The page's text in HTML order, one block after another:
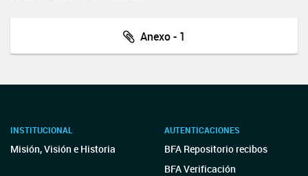
Anexo - 1
INSTITUCIONAL
Misión, Visión e Historia
AUTENTICACIONES
BFA Repositorio recibos
BFA Verificación